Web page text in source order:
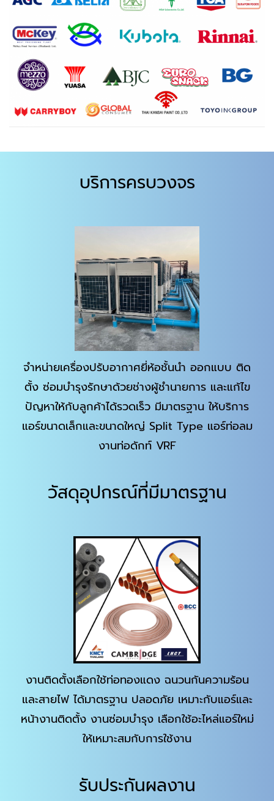
บริการครบวงจร
จำหน่ายเครื่องปรับอากาศยี่ห้อชั้นนำ ออกแบบ ติด
ตั้ง ซ่อมบำรุงรักษาด้วยช่างผู้ชำนายการ และแก้ไข
ปัญหาให้กับลูกค้าได้รวดเร็ว มีมาตรฐาน ให้บริการ
แอร์ขนาดเล็กและขนาดใหญ่ Split Type แอร์ท่อลม
งานท่อดักท์ VRF
วัสดุอุปกรณ์ที่มีมาตรฐาน
งานติดตั้งเลือกใช้ท่อทองแดง ฉนวนกันความร้อน
และสายไฟ ได้มาตรฐาน ปลอดภัย เหมาะกับแอร์และ
หน้างานติดตั้ง งานซ่อมบำรุง เลือกใช้อะไหล่แอร์ใหม่
ให้เหมาะสมกับการใช้งาน
รับประกันผลงาน